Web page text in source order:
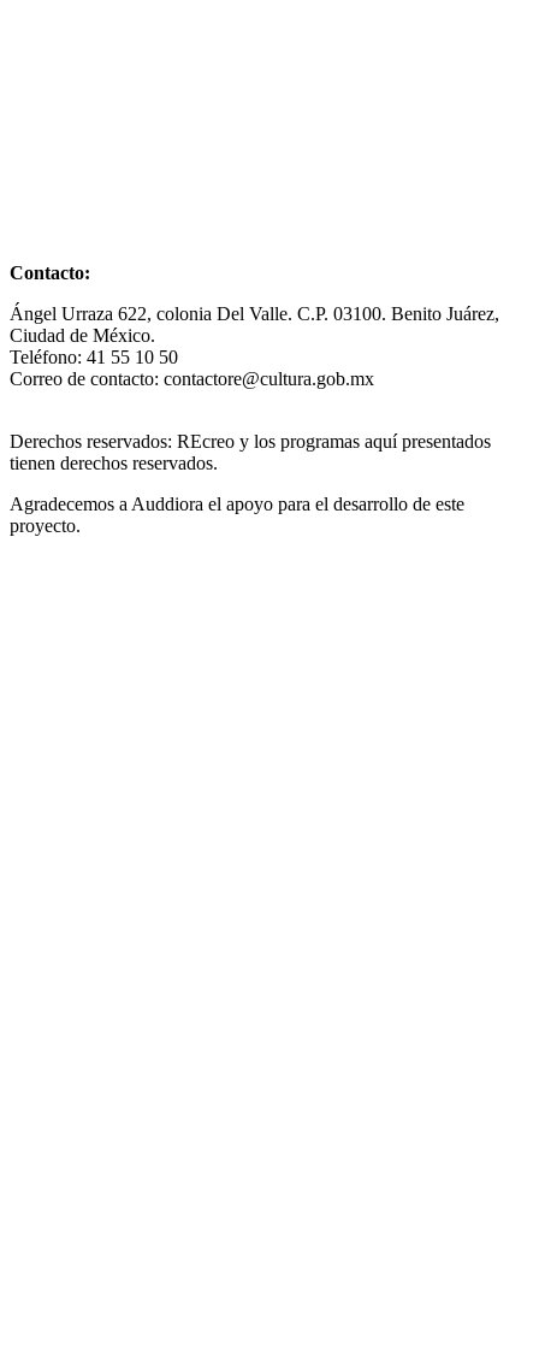
Contacto:
Ángel Urraza 622, colonia Del Valle. C.P. 03100. Benito Juárez,
Ciudad de México.
Teléfono: 41 55 10 50
Correo de contacto: contactore@cultura.gob.mx
Derechos reservados: REcreo y los programas aquí presentados
tienen derechos reservados.
Agradecemos a Auddiora el apoyo para el desarrollo de este
proyecto.